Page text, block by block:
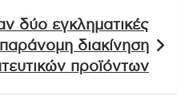
δύο εγκληματικές
διακίνηση
προϊόντων